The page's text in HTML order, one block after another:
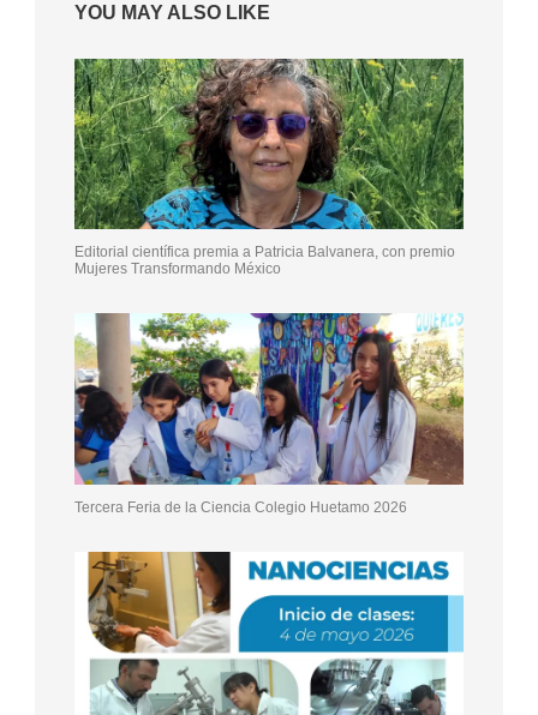
YOU MAY ALSO LIKE
Editorial científica premia a Patricia Balvanera, con premio
Mujeres Transformando México
Tercera Feria de la Ciencia Colegio Huetamo 2026